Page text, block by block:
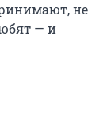
не
— и